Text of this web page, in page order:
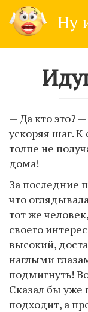
content
Ну
— Да кто это?
ускоряя шаг. К
толпе не
дома!
За последние
что
тот же
своего
высокий,
наглыми
подмигнуть!
Сказал бы уже
подходит, а